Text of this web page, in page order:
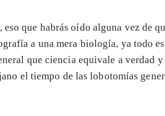
que habrás oído alguna vez de
a una mera biología, ya todo
que ciencia equivale a verdad
el tiempo de las lobotomías